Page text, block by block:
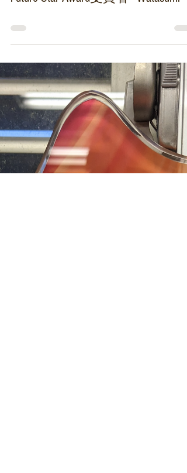
Load video
2024年9月5日
メディア
InnoVEX 2024 ピッチコンテスト
Future Star Award受賞者 - Watasumi